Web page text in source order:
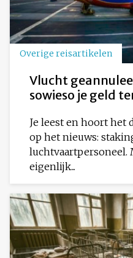
Overige reisartikelen
Vlucht
sowieso je geld
Je leest en hoort het
op het nieuws:
luchtvaartpersoneel.
eigenlijk...